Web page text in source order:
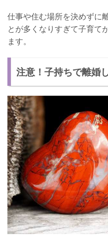
仕事や住む場所を決めずに
とが多くなりすぎて子育て
ます。
注意！子持ちで離婚